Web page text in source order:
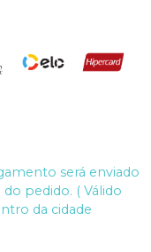
será enviado
pedido. ( Válido
da cidade